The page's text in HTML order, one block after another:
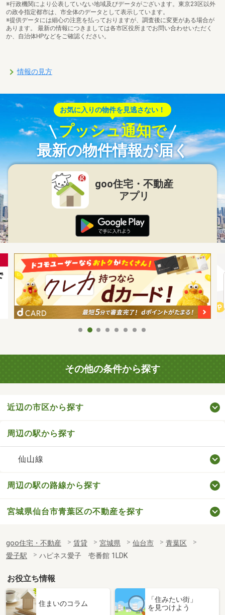
※行政機関により公表していない地域及びデータがございます。東京23区以外
の政令指定都市は、市全体のデータとして表示しています。
※提供データには細心の注意を払っておりますが、調査後に変更がある場合が
あります。 最新の情報につきましては各市区役所までお問い合わせいただく
か、自治体HPなどをご確認ください。
情報の見方
お気に入りの物件を見逃さない！
プッシュ通知で
最新の物件情報が届く
goo住宅・不動産
アプリ
その他の条件から探す
近辺の市区から探す
周辺の駅から探す
仙山線
周辺の駅の路線から探す
宮城県仙台市青葉区の不動産を探す
goo住宅・不動産 賃貸 宮城県 仙台市
青葉区
愛子駅
ハピネス愛子 壱番館 1LDK
お役立ち情報
住まいのコラム
「住みたい街」
を見つけよう